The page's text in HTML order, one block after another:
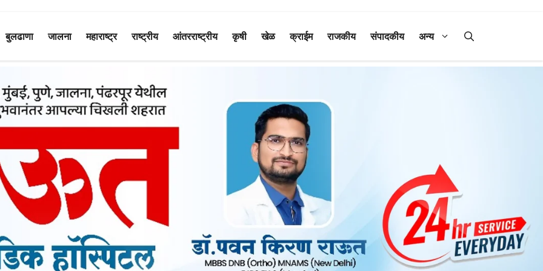
बुलढाणा जालना महाराष्ट्र राष्ट्रीय आंतरराष्ट्रीय कृषी खेळ क्राईम राजकीय संपादकीय अन्य